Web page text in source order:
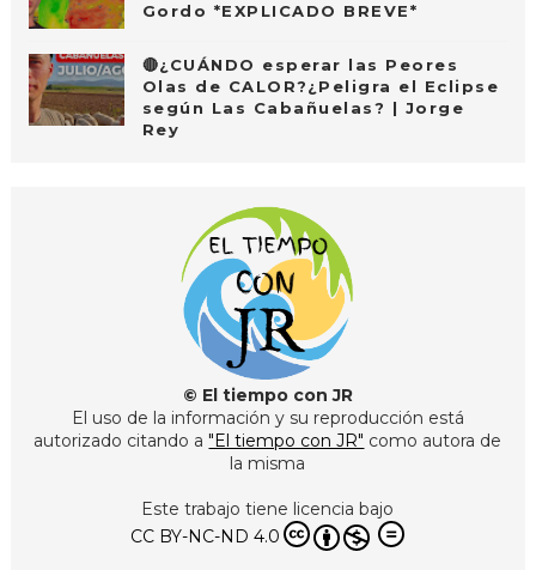
Gordo *EXPLICADO BREVE*
🔴¿CUÁNDO esperar las Peores
Olas de CALOR?¿Peligra el Eclipse
según Las Cabañuelas? | Jorge
Rey
© El tiempo con JR
El uso de la información y su reproducción está
autorizado citando a "El tiempo con JR" como autora de
la misma
Este trabajo tiene licencia bajo
CC BY-NC-ND 4.0